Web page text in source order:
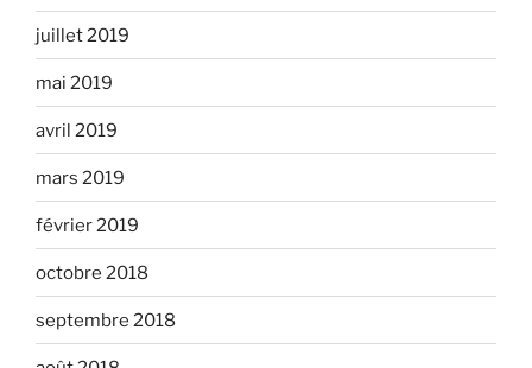
juillet 2019
mai 2019
avril 2019
mars 2019
février 2019
octobre 2018
septembre 2018